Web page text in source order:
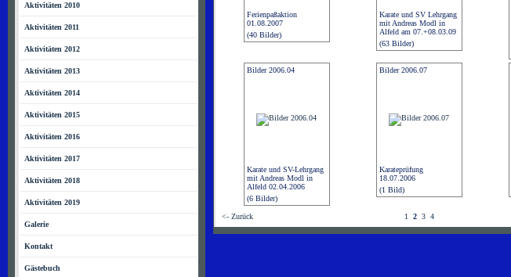
Aktivitäten 2010
Aktivitäten 2011
Aktivitäten 2012
Aktivitäten 2013
Aktivitäten 2014
Aktivitäten 2015
Aktivitäten 2016
Aktivitäten 2017
Aktivitäten 2018
Aktivitäten 2019
Galerie
Kontakt
Gästebuch
Ferienpaßaktion
01.08.2007
(40 Bilder)
Karate und SV Lehrgang
mit Andreas Modl in
Alfeld am 07.+08.03.09
(63 Bilder)
Bilder 2006.04
Karate und SV-Lehrgang
mit Andreas Modl in
Alfeld 02.04.2006
(6 Bilder)
Bilder 2006.07
Karateprüfung
18.07.2006
(1 Bild)
<- Zurück 1 2 3 4